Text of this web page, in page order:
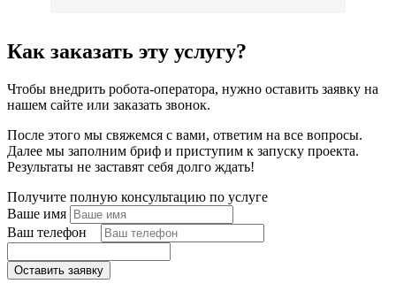
Как заказать эту услугу?
Чтобы внедрить робота-оператора, нужно оставить заявку на
нашем сайте или заказать звонок.
После этого мы свяжемся с вами, ответим на все вопросы.
Далее мы заполним бриф и приступим к запуску проекта.
Результаты не заставят себя долго ждать!
Получите полную консультацию по услуге
Ваше имя
Ваш телефон
Оставить заявку